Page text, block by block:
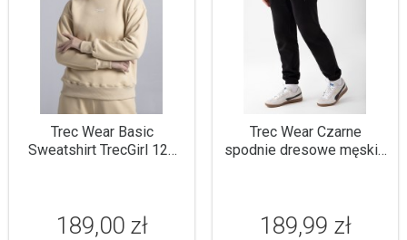
Trec Wear Basic
Sweatshirt TrecGirl 122
189,00 zł
Trec Wear Czarne
spodnie dresowe męskie
189,99 zł